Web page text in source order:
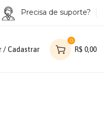
Precisa de suporte?
/ Cadastrar
0
R$ 0,00